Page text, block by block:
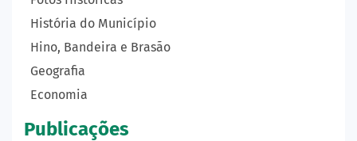
História do Município
Hino, Bandeira e Brasão
Geografia
Economia
Publicações